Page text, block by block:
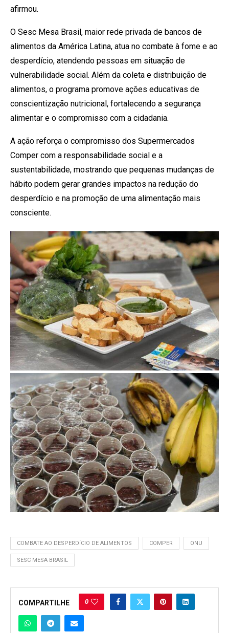
afirmou.
O Sesc Mesa Brasil, maior rede privada de bancos de
alimentos da América Latina, atua no combate à fome e ao
desperdício, atendendo pessoas em situação de
vulnerabilidade social. Além da coleta e distribuição de
alimentos, o programa promove ações educativas de
conscientização nutricional, fortalecendo a segurança
alimentar e o compromisso com a cidadania.
A ação reforça o compromisso dos Supermercados
Comper com a responsabilidade social e a
sustentabilidade, mostrando que pequenas mudanças de
hábito podem gerar grandes impactos na redução do
desperdício e na promoção de uma alimentação mais
consciente.
COMBATE AO DESPERDÍCIO DE ALIMENTOS COMPER ONU
SESC MESA BRASIL
COMPARTILHE 0